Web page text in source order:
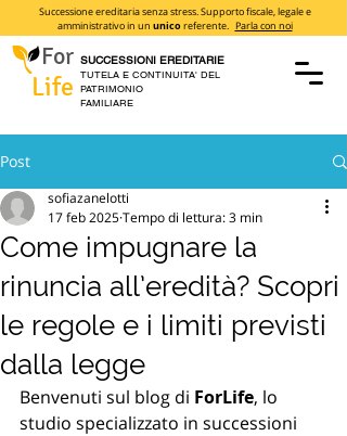
For
Life
SUCCESSIONI EREDITARIE
TUTELA E CONTINUITA' DEL
PATRIMONIO
FAMILIARE
Successione ereditaria senza stress. Supporto fiscale, legale e
amministrativo in un unicoreferente. Parla con noi
Post
Come impugnare la
rinuncia all’eredità? Scopri
le regole e i limiti previsti
dalla legge
sofiazanelotti
17 feb 2025Tempo di lettura: 3 min
Benvenuti sul blog di ForLife, lo
studio specializzato in successioni